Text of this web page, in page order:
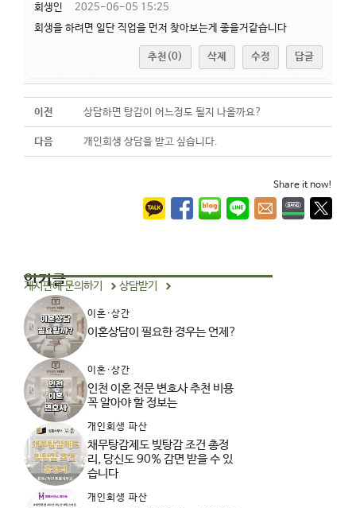
회생인
2025-06-05 15:25
회생을 하려면 일단 직업을 먼저 찾아보는게 좋을거같습니다
추천(0) 삭제 수정 답글
이전 상담하면 탕감이 어느정도 될지 나올까요?
다음 개인회생 상담을 받고 싶습니다.
Share it now!
인기글
게시판에 문의하기 상담받기
이혼·상간
이혼상담이 필요한 경우는 언제?
이혼·상간
인천 이혼 전문 변호사 추천 비용
꼭 알아야 할 정보는
개인회생 파산
채무탕감제도 빚탕감 조건 총정
리, 당신도 90% 감면 받을 수 있
습니다
개인회생 파산